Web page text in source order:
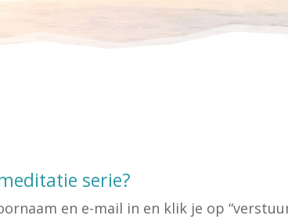
serie?
en e-mail in en klik je op